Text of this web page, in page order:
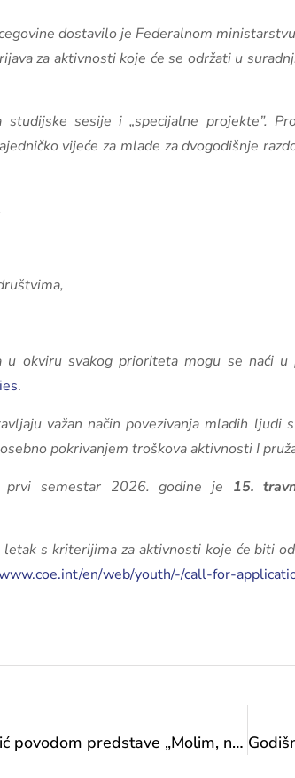
dostavilo je Federalnom
za aktivnosti koje će se održati u
sesije i „specijalne projekte”.
vijeće za mlade za dvogodišnje
okviru svakog prioriteta mogu se naći
.
važan način povezivanja mladih
pokrivanjem troškova aktivnosti I
semestar 2026. godine je 15.
s kriterijima za aktivnosti koje će biti
en/web/youth/-/call-for-
Čestitka ministrice Vlaisavljević povodom predstave „Molim, ne zaklanjajte mi sunce“